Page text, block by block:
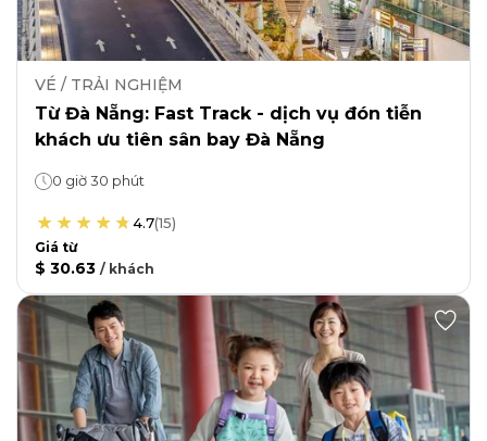
VÉ / TRẢI NGHIỆM
Từ Đà Nẵng: Fast Track - dịch vụ đón tiễn
khách ưu tiên sân bay Đà Nẵng
0 giờ 30 phút
4.7(15)
Giá từ
$ 30.63 / khách